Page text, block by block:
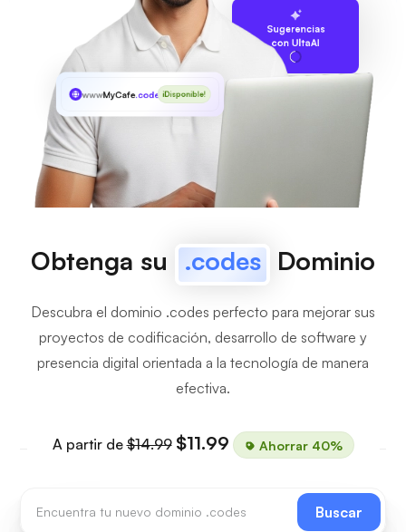
Sugerencias
con UltaAI
wwwMyCafe.codes¡Disponible!
Obtenga su .codes Dominio
Descubra el dominio .codes perfecto para mejorar sus
proyectos de codificación, desarrollo de software y
presencia digital orientada a la tecnología de manera
efectiva.
A partir de$14.99 $11.99 Ahorrar 40%
Buscar